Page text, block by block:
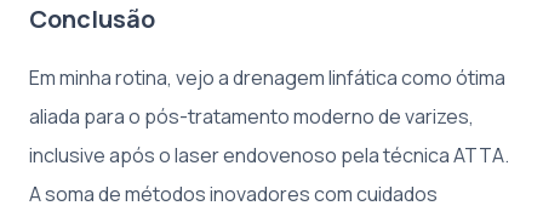
Conclusão
Em minha rotina, vejo a drenagem linfática como ótima
aliada para o pós-tratamento moderno de varizes,
inclusive após o laser endovenoso pela técnica ATTA.
A soma de métodos inovadores com cuidados